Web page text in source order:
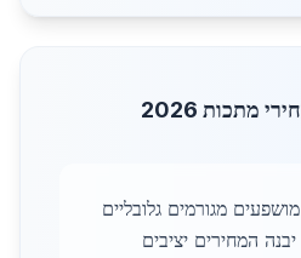
מתכות 2026
מחירי מתכות 2026 מושפעים מגורמים גלובליים
המחירים יציבים